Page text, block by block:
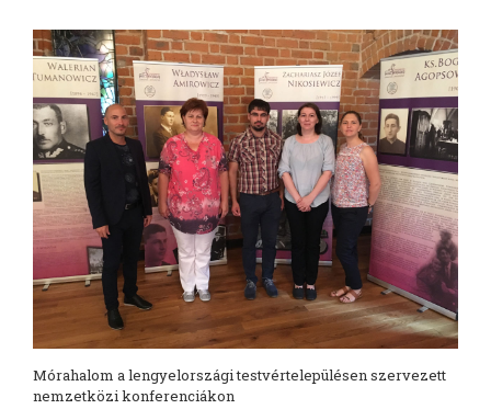
Mórahalom a lengyelországi testvértelepülésen szervezett
nemzetközi konferenciákon